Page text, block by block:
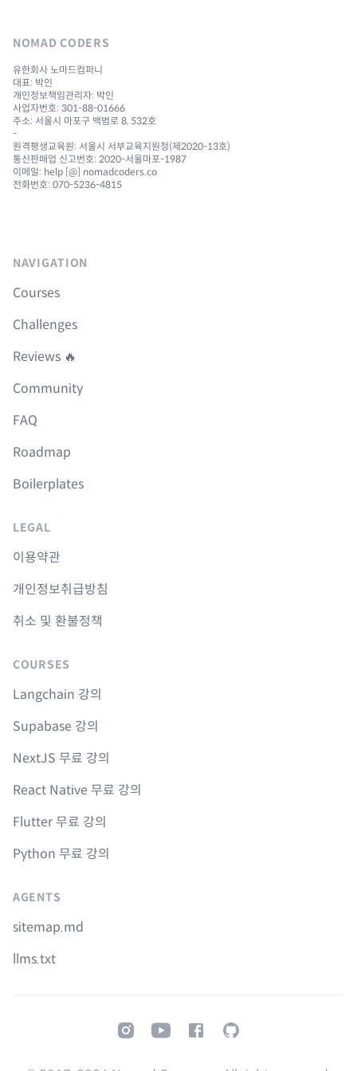
NOMAD CODERS
유한회사 노마드컴퍼니
대표: 박인
개인정보책임관리자: 박인
사업자번호: 301-88-01666
주소: 서울시 마포구 백범로 8, 532호
-
원격평생교육원: 서울시 서부교육지원청(제2020-13호)
통신판매업 신고번호: 2020-서울마포-1987
이메일: help [@] nomadcoders.co
전화번호: 070-5236-4815
NAVIGATION
Courses
Challenges
Reviews 🔥
Community
FAQ
Roadmap
Boilerplates
LEGAL
이용약관
개인정보취급방침
취소 및 환불정책
COURSES
Langchain 강의
Supabase 강의
NextJS 무료 강의
React Native 무료 강의
Flutter 무료 강의
Python 무료 강의
AGENTS
sitemap.md
llms.txt
InstagramYoutubeFacebookGitHub